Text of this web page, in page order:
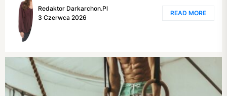
Redaktor Darkarchon.pl
3 Czerwca 2026
READ MORE